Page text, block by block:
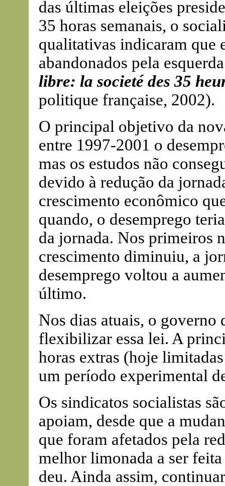
das últimas eleições
35 horas semanais, o
qualitativas indicaram que
abandonados pela
libre: la societé des 35
politique française, 2002).
O principal objetivo da
entre 1997-2001 o
mas os estudos não
devido à redução da
crescimento econômico
quando, o desemprego
da jornada. Nos primeiros
crescimento diminuiu, a
desemprego voltou a
último.
Nos dias atuais, o governo
flexibilizar essa lei. A
horas extras (hoje
um período experimental
Os sindicatos socialistas
apoiam, desde que a
que foram afetados pela
melhor limonada a ser
deu. Ainda assim,